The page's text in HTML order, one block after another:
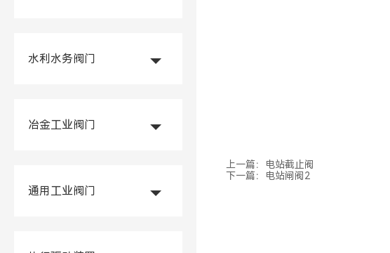
水利水务阀门
冶金工业阀门
通用工业阀门
上一篇：
电站截止阀
下一篇：
电站闸阀2